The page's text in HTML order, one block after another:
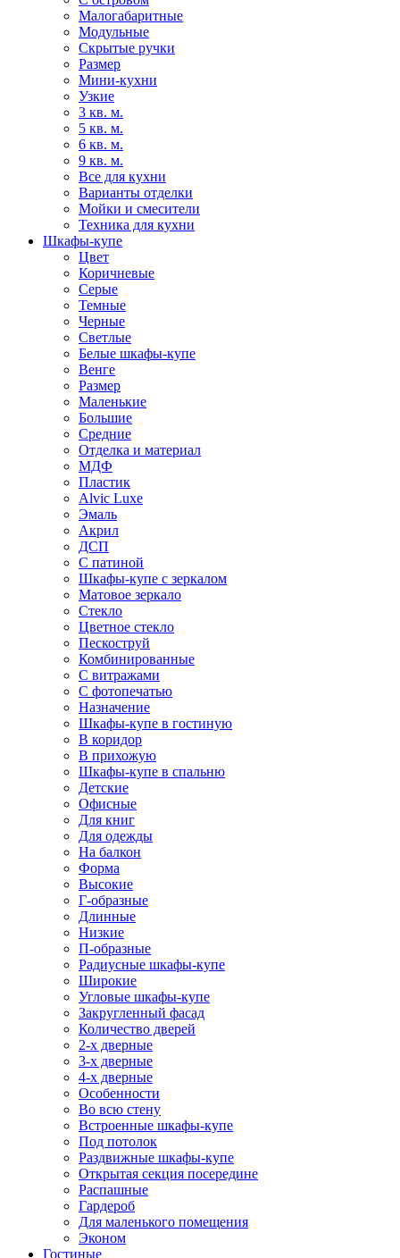
Малогабаритные
Модульные
Скрытые ручки
Размер
Мини-кухни
Узкие
3 кв. м.
5 кв. м.
6 кв. м.
9 кв. м.
Все для кухни
Варианты отделки
Мойки и смесители
Техника для кухни
Шкафы-купе
Цвет
Коричневые
Серые
Темные
Черные
Светлые
Белые шкафы-купе
Венге
Размер
Маленькие
Большие
Средние
Отделка и материал
МДФ
Пластик
Alvic Luxe
Эмаль
Акрил
ДСП
С патиной
Шкафы-купе с зеркалом
Матовое зеркало
Стекло
Цветное стекло
Пескоструй
Комбинированные
С витражами
С фотопечатью
Назначение
Шкафы-купе в гостиную
В коридор
В прихожую
Шкафы-купе в спальню
Детские
Офисные
Для книг
Для одежды
На балкон
Форма
Высокие
Г-образные
Длинные
Низкие
П-образные
Радиусные шкафы-купе
Широкие
Угловые шкафы-купе
Закругленный фасад
Количество дверей
2-х дверные
3-х дверные
4-х дверные
Особенности
Во всю стену
Встроенные шкафы-купе
Под потолок
Раздвижные шкафы-купе
Открытая секция посередине
Распашные
Гардероб
Для маленького помещения
Эконом
Гостиные